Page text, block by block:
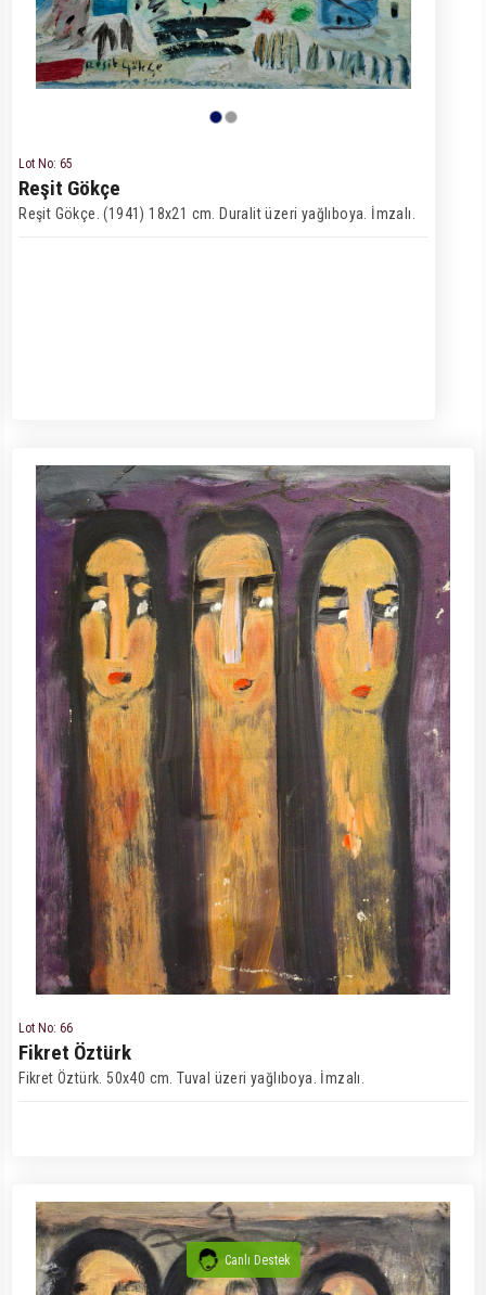
Lot No: 65
Reşit Gökçe
Reşit Gökçe. (1941) 18x21 cm. Duralit üzeri yağlıboya. İmzalı.
Lot No: 66
Fikret Öztürk
Fikret Öztürk. 50x40 cm. Tuval üzeri yağlıboya. İmzalı.
Canlı Destek